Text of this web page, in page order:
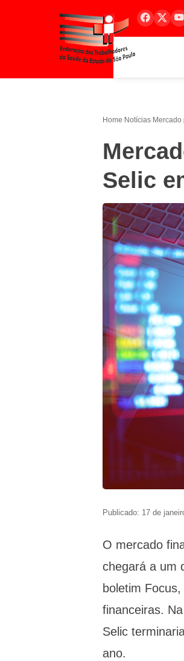
Home/Notícias/
Selic
Publicado: 17 de
O mercado
chegará a um
boletim
financeiras.
Selic
ano.